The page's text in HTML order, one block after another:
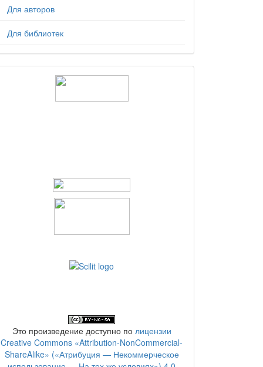
Для авторов
Для библиотек
Это произведение доступно по лицензии
Creative Commons «Attribution-NonCommercial-
ShareAlike» («Атрибуция — Некоммерческое